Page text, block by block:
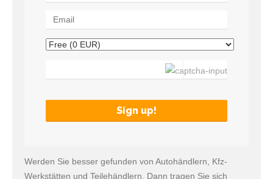
Werden Sie besser gefunden von Autohändlern, Kfz-
Werkstätten und Teilehändlern. Dann tragen Sie sich